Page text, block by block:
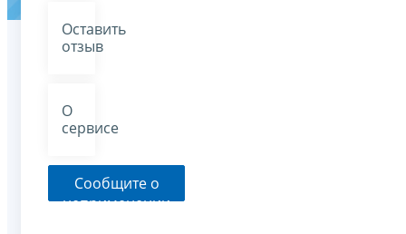
Оставить
отзыв
О
сервисе
Сообщите о
неприменении